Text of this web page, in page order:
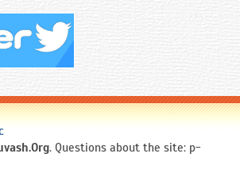
министра юстиции
с
Борисом Ельциным
с консервативным
Федоров работал
Московской коллегии
. Questions about the site: p-